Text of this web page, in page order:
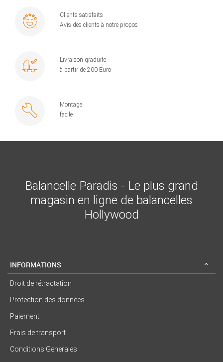
Clients satisfaits
Avis des clients à notre propos
Livraison graduite
à partir de 200 Euro
Montage
facile
Balancelle Paradis - Le plus grand
magasin en ligne de balancelles
Hollywood
INFORMATIONS
Droit de rétractation
Protection des données
Paiement
Frais de transport
Conditions Generales